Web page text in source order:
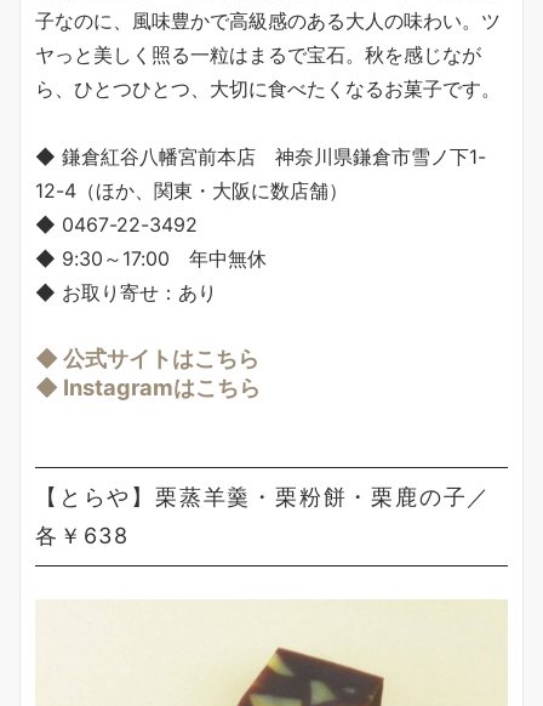
子なのに、風味豊かで高級感のある大人の味わい。ツ
ヤっと美しく照る一粒はまるで宝石。秋を感じなが
ら、ひとつひとつ、大切に食べたくなるお菓子です。
◆ 鎌倉紅谷八幡宮前本店 神奈川県鎌倉市雪ノ下1-
12-4（ほか、関東・大阪に数店舗）
◆ 0467-22-3492
◆ 9:30～17:00 年中無休
◆ お取り寄せ：あり
◆ 公式サイトはこちら
◆ Instagramはこちら
【とらや】栗蒸羊羹・栗粉餅・栗鹿の子／
各￥638